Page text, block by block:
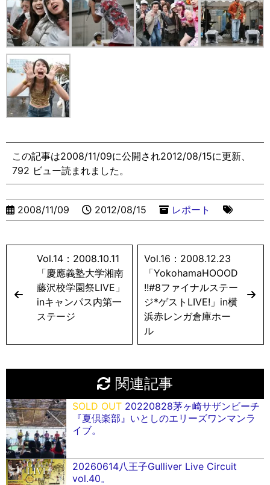
この記事は2008/11/09に公開され2012/08/15に更新、
792 ビュー読まれました。
2008/11/09 2012/08/15 レポート
Vol.14：2008.10.11
「慶應義塾大学湘南
藤沢校学園祭LIVE」
inキャンパス内第一
ステージ
Vol.16：2008.12.23
「YokohamaHOOOD
!!#8ファイナルステー
ジ*ゲストLIVE!」in横
浜赤レンガ倉庫ホー
ル
関連記事
SOLD OUT 20220828茅ヶ崎サザンビーチ
『夏倶楽部』いとしのエリーズワンマンラ
イブ。
20260614八王子Gulliver Live Circuit
vol.40。